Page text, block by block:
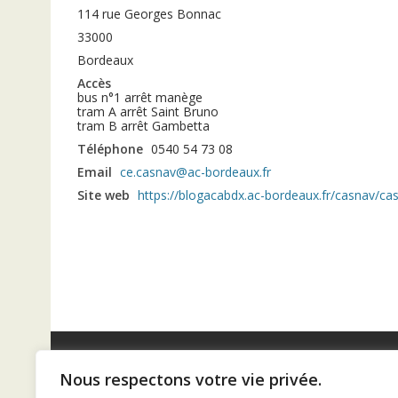
Nous respectons votre vie privée.
114 rue Georges Bonnac
33000
Bordeaux
Accès
bus n°1 arrêt manège
tram A arrêt Saint Bruno
tram B arrêt Gambetta
Téléphone 0540 54 73 08
Email ce.casnav@ac-bordeaux.fr
Site web https://blogacabdx.ac-bordeaux.fr/casnav/